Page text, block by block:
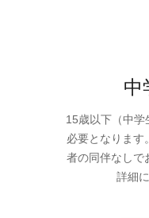
中
15歳以下（中
必要となります
者の同伴なしで
詳細